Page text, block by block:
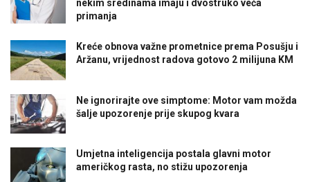
nekim sredinama imaju i dvostruko veća
primanja
Kreće obnova važne prometnice prema Posušju i
Aržanu, vrijednost radova gotovo 2 milijuna KM
Ne ignorirajte ove simptome: Motor vam možda
šalje upozorenje prije skupog kvara
Umjetna inteligencija postala glavni motor
američkog rasta, no stižu upozorenja